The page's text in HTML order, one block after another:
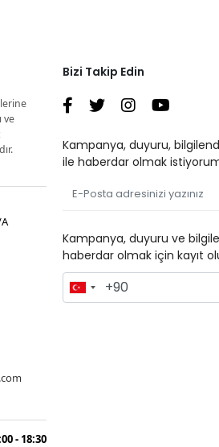
ve
- 18:30
Bizi Takip Edin
Kampanya, duyuru,
ile haberdar olmak
Kampanya, duyuru ve
haberdar olmak için kayıt